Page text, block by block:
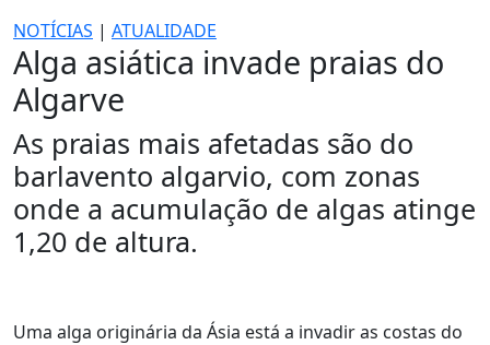
NOTÍCIAS | ATUALIDADE
Alga asiática invade praias do
Algarve
As praias mais afetadas são do
barlavento algarvio, com zonas
onde a acumulação de algas atinge
1,20 de altura.
Uma alga originária da Ásia está a invadir as costas do